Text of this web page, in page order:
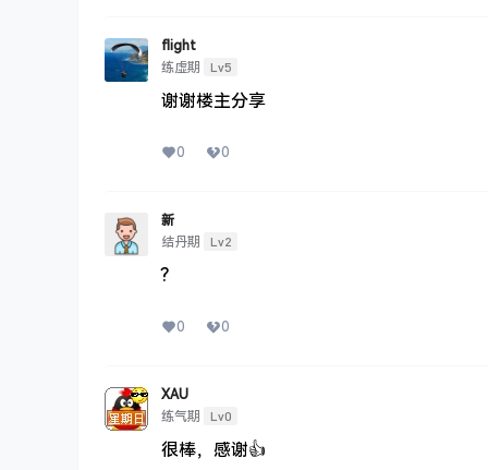
flight
练虚期
Lv5
谢谢楼主分享
0 0
新
结丹期
Lv2
?
0 0
XAU
练气期
Lv0
很棒，感谢👍